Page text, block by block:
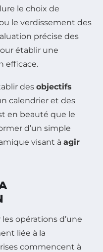
le choix de
le verdissement des
précise des
établir une
efficace.
des objectifs
calendrier et des
en beauté que le
d’un simple
visant à agir
opérations d’une
liée à la
commencent à